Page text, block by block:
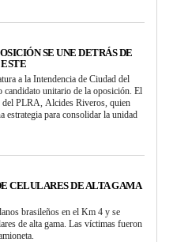
SE UNE DETRÁS DE
a la Intendencia de Ciudad del
candidato unitario de la oposición. El
del PLRA, Alcides Riveros, quien
estrategia para consolidar la unidad
CELULARES DE ALTA GAMA
brasileños en el Km 4 y se
de alta gama. Las víctimas fueron